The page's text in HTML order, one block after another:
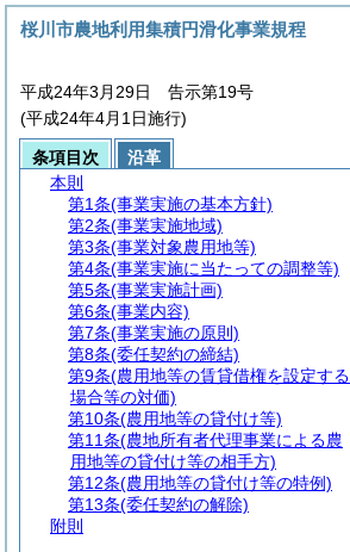
桜川市農地利用集積円滑化事業規程
平成24年3月29日 告示第19号
(平成24年4月1日施行)
条項目次
沿革
本則
第1条(事業実施の基本方針)
第2条(事業実施地域)
第3条(事業対象農用地等)
第4条(事業実施に当たっての調整等)
第5条(事業実施計画)
第6条(事業内容)
第7条(事業実施の原則)
第8条(委任契約の締結)
第9条(農用地等の賃貸借権を設定する
場合等の対価)
第10条(農用地等の貸付け等)
第11条(農地所有者代理事業による農
用地等の貸付け等の相手方)
第12条(農用地等の貸付け等の特例)
第13条(委任契約の解除)
附則